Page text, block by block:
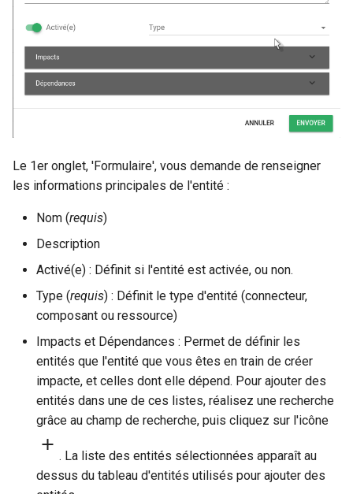
Le 1er onglet, 'Formulaire', vous demande de renseigner
les informations principales de l'entité :
Nom (requis)
Description
Activé(e) : Définit si l'entité est activée, ou non.
Type (requis) : Définit le type d'entité (connecteur,
composant ou ressource)
Impacts et Dépendances : Permet de définir les
entités que l'entité que vous êtes en train de créer
impacte, et celles dont elle dépend. Pour ajouter des
entités dans une de ces listes, réalisez une recherche
grâce au champ de recherche, puis cliquez sur l'icône
. La liste des entités sélectionnées apparaît au
dessus du tableau d'entités utilisés pour ajouter des